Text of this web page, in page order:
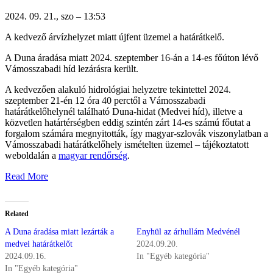
2024. 09. 21., szo – 13:53
A kedvező árvízhelyzet miatt újfent üzemel a határátkelő.
A Duna áradása miatt 2024. szeptember 16-án a 14-es főúton lévő
Vámosszabadi híd lezárásra került.
A kedvezően alakuló hidrológiai helyzetre tekintettel 2024.
szeptember 21-én 12 óra 40 perctől a Vámosszabadi
határátkelőhelynél található Duna-hidat (Medvei híd), illetve a
közvetlen határtérségben eddig szintén zárt 14-es számú főutat a
forgalom számára megnyitották, így magyar-szlovák viszonylatban a
Vámosszabadi határátkelőhely ismételten üzemel – tájékoztatott
weboldalán a magyar rendőrség.
Read More
Related
A Duna áradása miatt lezárták a
medvei határátkelőt
2024.09.16.
In "Egyéb kategória"
Enyhül az árhullám Medvénél
2024.09.20.
In "Egyéb kategória"